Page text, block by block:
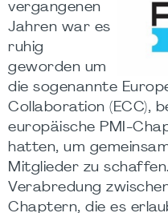
vergangenen
Jahren war es
ruhig
geworden um
die sogenannte
Collaboration (ECC),
europäische PMI-
hatten, um
Mitglieder zu
Verabredung
Chaptern, die es